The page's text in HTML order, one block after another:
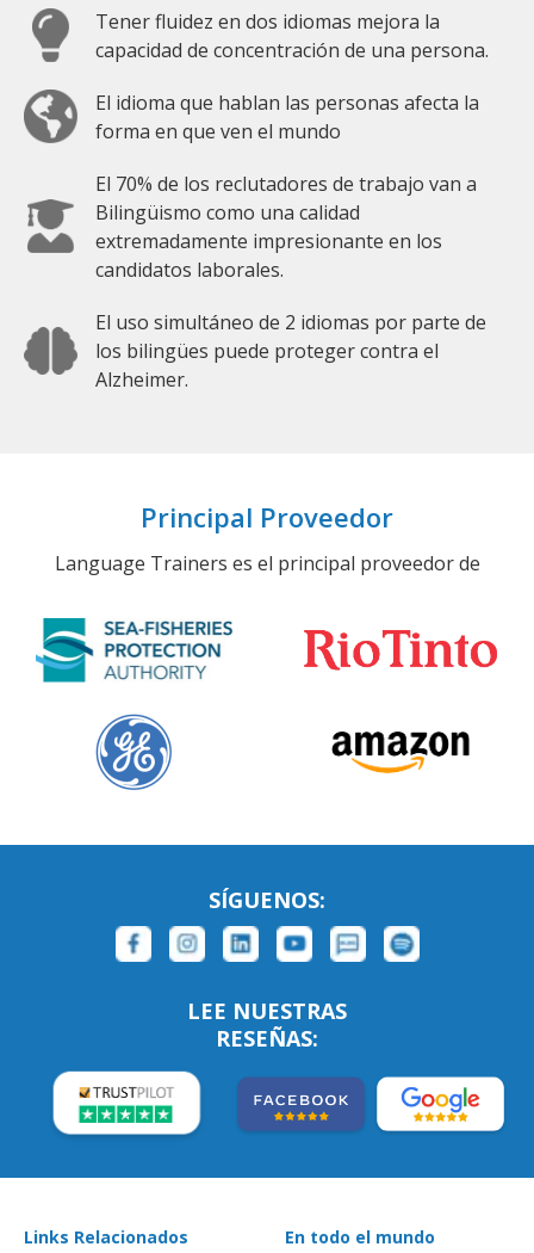
Tener fluidez en dos idiomas mejora la
capacidad de concentración de una persona.
El idioma que hablan las personas afecta la
forma en que ven el mundo
El 70% de los reclutadores de trabajo van a
Bilingüismo como una calidad
extremadamente impresionante en los
candidatos laborales.
El uso simultáneo de 2 idiomas por parte de
los bilingües puede proteger contra el
Alzheimer.
Principal Proveedor
Language Trainers es el principal proveedor de
SÍGUENOS:
LEE NUESTRAS
RESEÑAS:
Links Relacionados En todo el mundo